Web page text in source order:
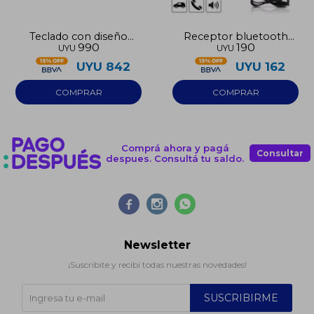
Teclado con diseño
Capitán América
UYU 990
UYU 842
Receptor bluetooth
para parlantes
UYU 190
UYU 162
Comprá ahora y pagá
despues. Consultá tu saldo.
Consultar
  
Newsletter
¡Suscribite y recibí todas nuestras novedades!
SUSCRIBIRME